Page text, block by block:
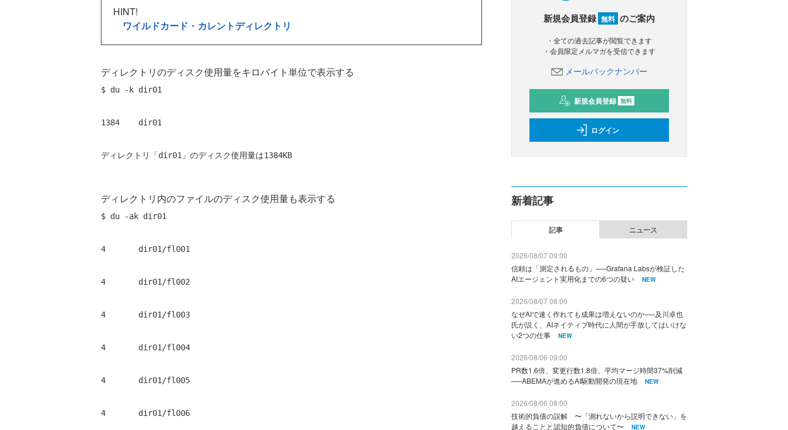
HINT!
ワイルドカード ・ カレントディレクトリ
ディレクトリのディスク使用量をキロバイト単位で表示する
$ du -k dir01
1384    dir01
ディレクトリ「dir01」のディスク使用量は1384KB
ディレクトリ内のファイルのディスク使用量も表示する
$ du -ak dir01
4       dir01/fl001
4       dir01/fl002
4       dir01/fl003
4       dir01/fl004
4       dir01/fl005
4       dir01/fl006
新規会員登録 無料 のご案内
・全ての過去記事が閲覧できます
・会員限定メルマガを受信できます
メールバックナンバー
新規会員登録 無料
ログイン
新着記事
記事 ニュース
2026/08/07 09:00
信頼は「測定されるもの」──Grafana Labsが検証した
AIエージェント実用化までの6つの疑い
NEW
2026/08/07 08:00
なぜAIで速く作れても成果は増えないのか──及川卓也
氏が説く、AIネイティブ時代に人間が手放してはいけな
い2つの仕事
NEW
2026/08/06 09:00
PR数1.6倍、変更行数1.8倍、平均マージ時間37%削減
──ABEMAが進めるAI駆動開発の現在地
NEW
2026/08/06 08:00
技術的負債の誤解 〜「測れないから説明できない」を
越えることと認知的負債について〜
NEW